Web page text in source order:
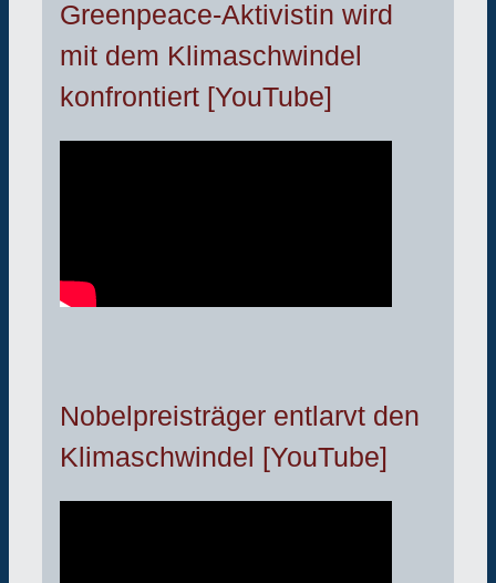
Greenpeace-Aktivistin wird
mit dem Klimaschwindel
konfrontiert [YouTube]
Nobelpreisträger entlarvt den
Klimaschwindel [YouTube]